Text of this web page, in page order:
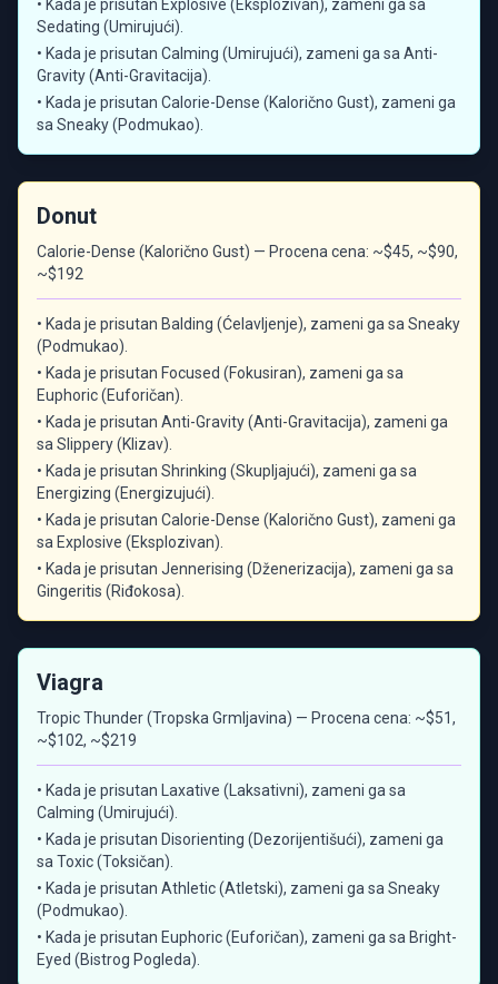
• Kada je prisutan Explosive (Eksplozivan), zameni ga sa
Sedating (Umirujući).
• Kada je prisutan Calming (Umirujući), zameni ga sa Anti-
Gravity (Anti-Gravitacija).
• Kada je prisutan Calorie-Dense (Kalorično Gust), zameni ga
sa Sneaky (Podmukao).
Donut
Calorie-Dense (Kalorično Gust) — Procena cena: ~$45, ~$90,
~$192
• Kada je prisutan Balding (Ćelavljenje), zameni ga sa Sneaky
(Podmukao).
• Kada je prisutan Focused (Fokusiran), zameni ga sa
Euphoric (Euforičan).
• Kada je prisutan Anti-Gravity (Anti-Gravitacija), zameni ga
sa Slippery (Klizav).
• Kada je prisutan Shrinking (Skupljajući), zameni ga sa
Energizing (Energizujući).
• Kada je prisutan Calorie-Dense (Kalorično Gust), zameni ga
sa Explosive (Eksplozivan).
• Kada je prisutan Jennerising (Dženerizacija), zameni ga sa
Gingeritis (Riđokosa).
Viagra
Tropic Thunder (Tropska Grmljavina) — Procena cena: ~$51,
~$102, ~$219
• Kada je prisutan Laxative (Laksativni), zameni ga sa
Calming (Umirujući).
• Kada je prisutan Disorienting (Dezorijentišući), zameni ga
sa Toxic (Toksičan).
• Kada je prisutan Athletic (Atletski), zameni ga sa Sneaky
(Podmukao).
• Kada je prisutan Euphoric (Euforičan), zameni ga sa Bright-
Eyed (Bistrog Pogleda).